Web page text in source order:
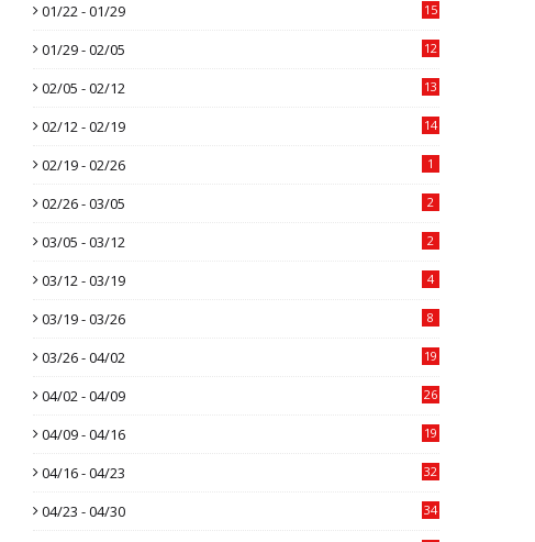
01/22 - 01/29 15
01/29 - 02/05 12
02/05 - 02/12 13
02/12 - 02/19 14
02/19 - 02/26 1
02/26 - 03/05 2
03/05 - 03/12 2
03/12 - 03/19 4
03/19 - 03/26 8
03/26 - 04/02 19
04/02 - 04/09 26
04/09 - 04/16 19
04/16 - 04/23 32
04/23 - 04/30 34